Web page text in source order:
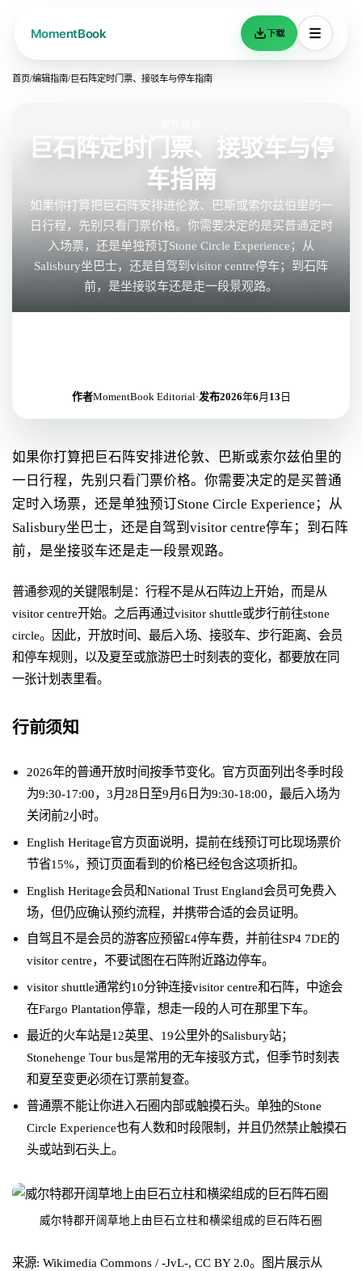
下载
首页/编辑指南/巨石阵定时门票、接驳车与停车指南
巨石阵定时门票、接驳车与停
车指南
如果你打算把巨石阵安排进伦敦、巴斯或索尔兹伯里的一
日行程，先别只看门票价格。你需要决定的是买普通定时
入场票，还是单独预订Stone Circle Experience；从
Salisbury坐巴士，还是自驾到visitor centre停车；到石阵
前，是坐接驳车还是走一段景观路。
作者MomentBook Editorial·发布2026年6月13日
如果你打算把巨石阵安排进伦敦、巴斯或索尔兹伯里的
一日行程，先别只看门票价格。你需要决定的是买普通
定时入场票，还是单独预订Stone Circle Experience；从
Salisbury坐巴士，还是自驾到visitor centre停车；到石阵
前，是坐接驳车还是走一段景观路。
普通参观的关键限制是：行程不是从石阵边上开始，而是从
visitor centre开始。之后再通过visitor shuttle或步行前往stone
circle。因此，开放时间、最后入场、接驳车、步行距离、会员
和停车规则，以及夏至或旅游巴士时刻表的变化，都要放在同
一张计划表里看。
行前须知
2026年的普通开放时间按季节变化。官方页面列出冬季时段
为9:30-17:00，3月28日至9月6日为9:30-18:00，最后入场为
关闭前2小时。
English Heritage官方页面说明，提前在线预订可比现场票价
节省15%，预订页面看到的价格已经包含这项折扣。
English Heritage会员和National Trust England会员可免费入
场，但仍应确认预约流程，并携带合适的会员证明。
自驾且不是会员的游客应预留£4停车费，并前往SP4 7DE的
visitor centre，不要试图在石阵附近路边停车。
visitor shuttle通常约10分钟连接visitor centre和石阵，中途会
在Fargo Plantation停靠，想走一段的人可在那里下车。
最近的火车站是12英里、19公里外的Salisbury站；
Stonehenge Tour bus是常用的无车接驳方式，但季节时刻表
和夏至变更必须在订票前复查。
普通票不能让你进入石圈内部或触摸石头。单独的Stone
Circle Experience也有人数和时段限制，并且仍然禁止触摸石
头或站到石头上。
威尔特郡开阔草地上由巨石立柱和横梁组成的巨石阵石圈
来源: Wikimedia Commons / -JvL-, CC BY 2.0。图片展示从